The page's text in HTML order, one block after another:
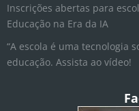
Inscrições abertas para
Educação na Era da IA
“A escola é uma tecnologia
educação. Assista ao vídeo!